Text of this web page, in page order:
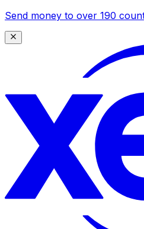
Send money to over 190